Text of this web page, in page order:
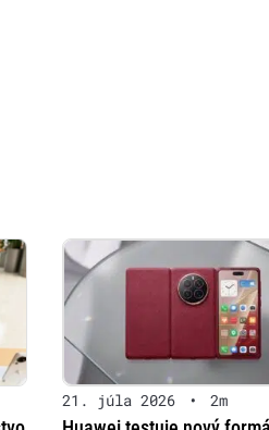
21. júla 2026 • 2m